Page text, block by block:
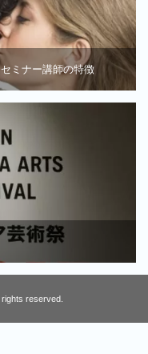
ミナー講師の特徴
reserved.